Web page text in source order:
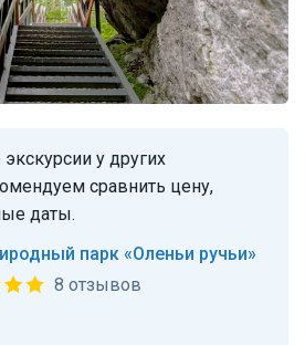
у других
сравнить цену,
даты.
парк «Оленьи ручьи»
8 отзывов